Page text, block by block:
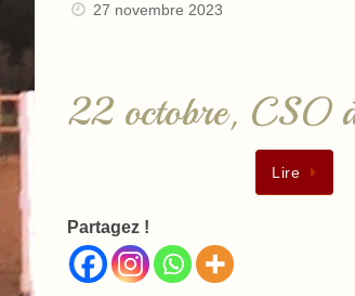
27 novembre 2023
22 octobre, CSO
Lire
Partagez !